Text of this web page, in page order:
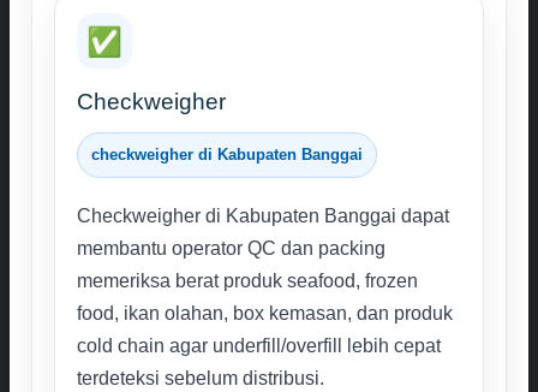
✅
Checkweigher
checkweigher di Kabupaten Banggai
Checkweigher di Kabupaten Banggai dapat
membantu operator QC dan packing
memeriksa berat produk seafood, frozen
food, ikan olahan, box kemasan, dan produk
cold chain agar underfill/overfill lebih cepat
terdeteksi sebelum distribusi.